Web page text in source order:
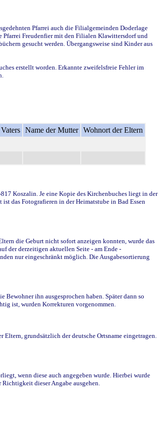
Pfarrei auch die Filialgemeinden Doderlage
Pfarrei Freudenfier mit den Filialen Klawittersdorf und
gesucht werden. Übergangsweise sind Kinder aus
erstellt worden. Erkannte zweifelsfreie Fehler im
Name der Mutter Wohnort der Eltern
Koszalin. Je eine Kopie des Kirchenbuches liegt in der
das Fotografieren in der Heimatstube in Bad Essen
die Geburt nicht sofort anzeigen konnten, wurde das
der derzeitigen aktuellen Seite - am Ende -
nur eingeschränkt möglich. Die Ausgabesortierung
ihn ausgesprochen haben. Später dann so
ist, wurden Korrekturen vorgenommen.
grundsätzlich der deutsche Ortsname eingetragen.
wenn diese auch angegeben wurde. Hierbei wurde
dieser Angabe ausgehen.